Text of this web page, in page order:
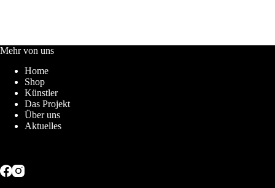
Mehr von uns
Home
Shop
Künstler
Das Projekt
Über uns
Aktuelles